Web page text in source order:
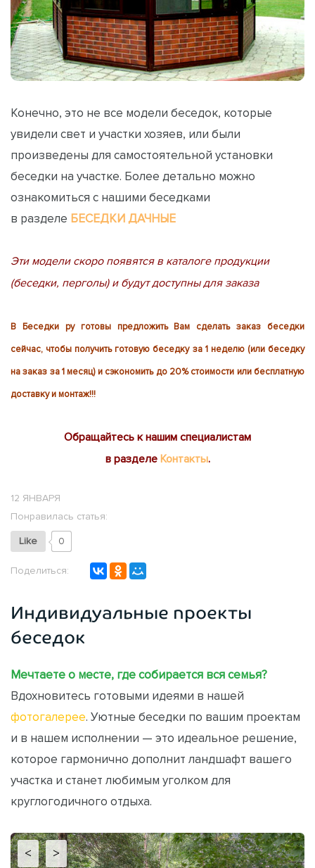
Конечно, это не все модели беседок, которые
увидели свет и участки хозяев, или были
произведены для самостоятельной установки
беседки на участке. Более детально можно
ознакомиться с нашими беседками
в разделе БЕСЕДКИ ДАЧНЫЕ
Эти модели скоро появятся в каталоге продукции
(беседки, перголы) и будут доступны для заказа
В Беседки ру готовы предложить Вам сделать заказ беседки
сейчас, чтобы получить готовую беседку за 1 неделю (или беседку
на заказ за 1 месяц) и сэкономить до 20% стоимости или бесплатную
доставку и монтаж!!!
Обращайтесь к нашим специалистам
в разделе Контакты.
12 ЯНВАРЯ
Понравилась статья:
Like 0
Поделиться:
Индивидуальные проекты
беседок
Мечтаете о месте, где собирается вся семья?
Вдохновитесь готовыми идеями в нашей
фотогалерее. Уютные беседки по вашим проектам
и в нашем исполнении — это идеальное решение,
которое гармонично дополнит ландшафт вашего
участка и станет любимым уголком для
круглогодичного отдыха.
< >